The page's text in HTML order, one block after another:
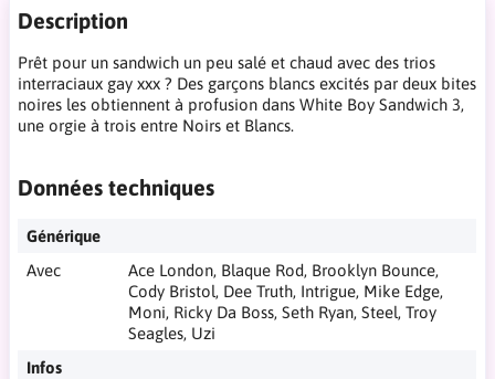
Description
Prêt pour un sandwich un peu salé et chaud avec des trios
interraciaux gay xxx ? Des garçons blancs excités par deux bites
noires les obtiennent à profusion dans White Boy Sandwich 3,
une orgie à trois entre Noirs et Blancs.
Données techniques
Générique
Avec
Ace London, Blaque Rod, Brooklyn Bounce,
Cody Bristol, Dee Truth, Intrigue, Mike Edge,
Moni, Ricky Da Boss, Seth Ryan, Steel, Troy
Seagles, Uzi
Infos